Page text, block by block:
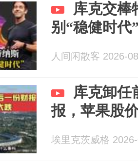
库克交棒
别“稳健时代
人间闲散客 2026-
库克卸任
报，苹果股
埃里克茨威格